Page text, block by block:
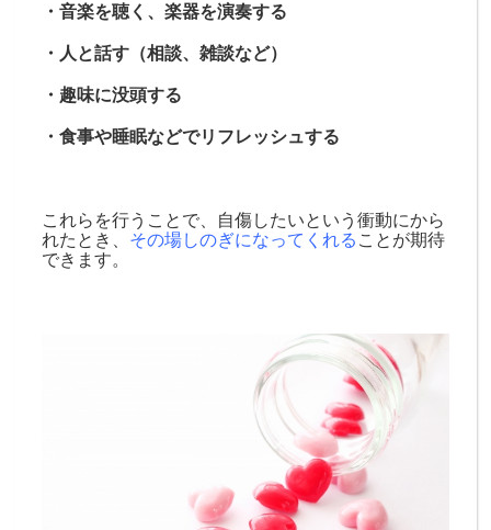
・音楽を聴く、楽器を演奏する
・人と話す（相談、雑談など）
・趣味に没頭する
・食事や睡眠などでリフレッシュする
これらを行うことで、自傷したいという衝動にから
れたとき、 その場しのぎになってくれる ことが期待
できます。